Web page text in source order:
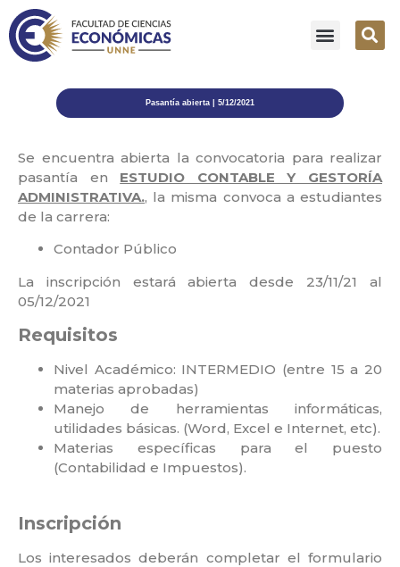
Pasantía abierta | 5/12/2021
Se encuentra abierta la convocatoria para realizar
pasantía en ESTUDIO CONTABLE Y GESTORÍA
ADMINISTRATIVA., la misma convoca a estudiantes
de la carrera:
Contador Público
La inscripción estará abierta desde 23/11/21 al
05/12/2021
Requisitos
Nivel Académico: INTERMEDIO (entre 15 a 20
materias aprobadas)
Manejo de herramientas informáticas,
utilidades básicas. (Word, Excel e Internet, etc).
Materias específicas para el puesto
(Contabilidad e Impuestos).
⁣Inscripción
Los interesados deberán completar el formulario